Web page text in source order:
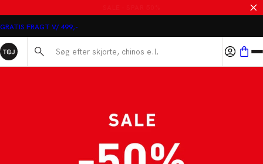
GRATIS FRAGT V/ 499,-
Søg her...